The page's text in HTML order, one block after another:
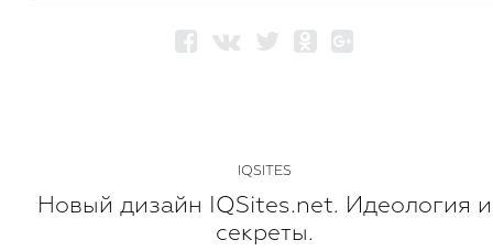
IQSITES
Новый дизайн IQSites.net. Идеология и
секреты.